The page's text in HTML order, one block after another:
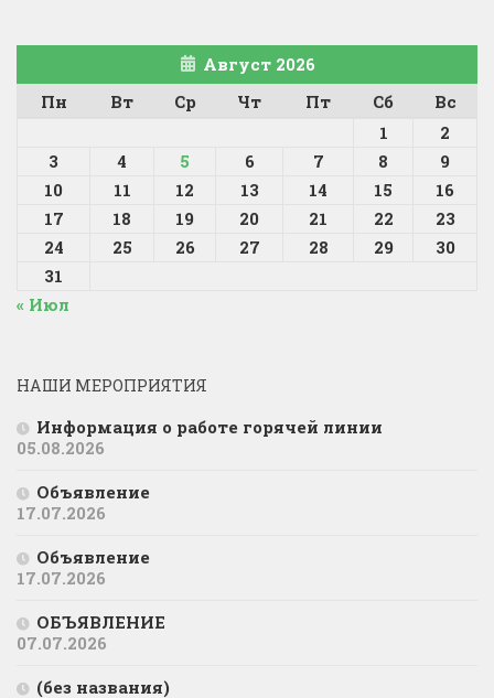
Август 2026
Пн
Вт Ср Чт Пт Сб
Вс
1
2
3
4 5 6 7 8
9
10
11 12 13 14 15
16
17
18 19 20 21 22
23
24
25 26 27 28 29
30
31
« Июл
НАШИ МЕРОПРИЯТИЯ
Информация о работе горячей линии
05.08.2026
Объявление
17.07.2026
Объявление
17.07.2026
ОБЪЯВЛЕНИЕ
07.07.2026
(без названия)